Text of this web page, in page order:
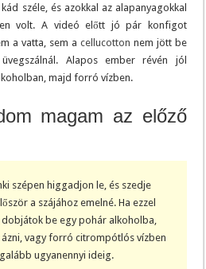
széle, és azokkal az alapanyagokkal
volt. A videó előtt jó pár konfigot
a vatta, sem a cellucotton nem jött be
Alapos ember révén jól
majd forró vízben.
magam az előző
szépen higgadjon le, és szedje
a szájához emelné. Ha ezzel
be egy pohár alkoholba,
vagy forró citrompótlós vízben
ugyanennyi ideig.